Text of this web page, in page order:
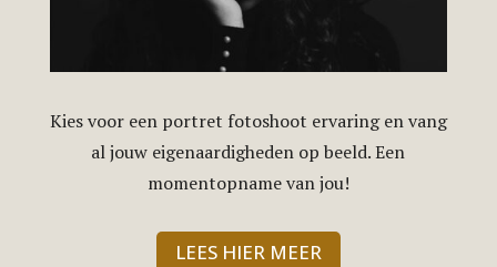
Kies voor een portret fotoshoot ervaring en vang
al jouw eigenaardigheden op beeld. Een
momentopname van jou!
LEES HIER MEER